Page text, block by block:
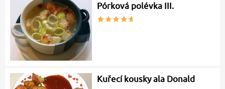
Pórková polévka III.
Kuřecí kousky ala Donald